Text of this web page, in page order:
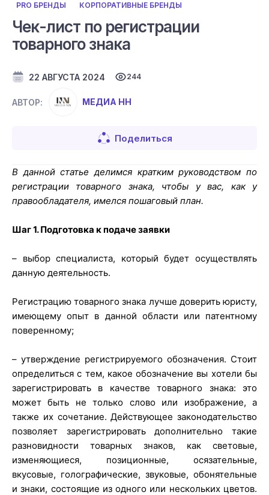
PRO БРЕНДЫ КОРПОРАТИВНЫЕ БРЕНДЫ
Чек-лист по регистрации
товарного знака
22 АВГУСТА 2024 244
АВТОР: МЕДИА НН
Поделиться
В данной статье делимся кратким руководством по
регистрации товарного знака, чтобы у вас, как у
правообладателя, имелся пошаговый план.
Шаг 1. Подготовка к подаче заявки
– выбор специалиста, который будет осуществлять
данную деятельность.
Регистрацию товарного знака лучше доверить юристу,
имеющему опыт в данной области или патентному
поверенному;
– утверждение регистрируемого обозначения. Стоит
определиться с тем, какое обозначение вы хотели бы
зарегистрировать в качестве товарного знака: это
может быть не только слово или изображение, а
также их сочетание. Действующее законодательство
позволяет зарегистрировать дополнительно такие
разновидности товарных знаков, как световые,
изменяющиеся, позиционные, осязательные,
вкусовые, голографические, звуковые, обонятельные
и знаки, состоящие из одного или нескольких цветов.